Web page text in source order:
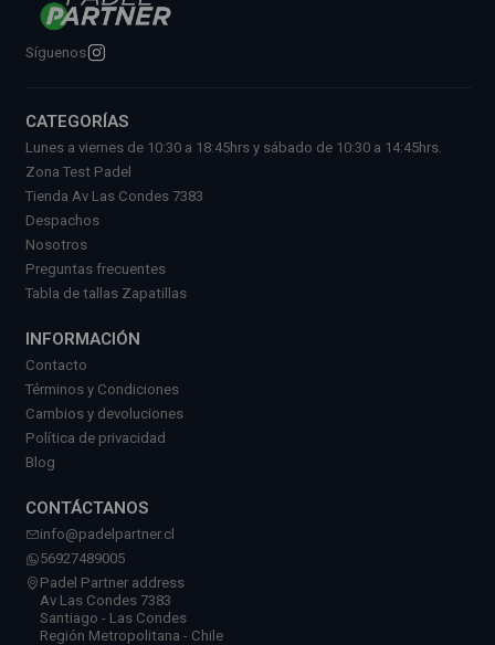
Síguenos
CATEGORÍAS
Lunes a viernes de 10:30 a 18:45hrs y sábado de 10:30 a 14:45hrs.
Zona Test Padel
Tienda Av Las Condes 7383
Despachos
Nosotros
Preguntas frecuentes
Tabla de tallas Zapatillas
INFORMACIÓN
Contacto
Términos y Condiciones
Cambios y devoluciones
Política de privacidad
Blog
CONTÁCTANOS
info@padelpartner.cl
56927489005
Padel Partner address
Av Las Condes 7383
Santiago - Las Condes
Región Metropolitana - Chile